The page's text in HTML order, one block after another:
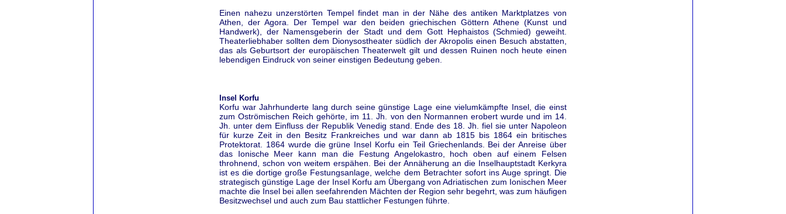
Einen nahezu unzerstörten Tempel findet man in der Nähe des antiken Marktplatzes von
Athen, der Agora. Der Tempel war den beiden griechischen Göttern Athene (Kunst und
Handwerk), der Namensgeberin der Stadt und dem Gott Hephaistos (Schmied) geweiht.
Theaterliebhaber sollten dem Dionysostheater südlich der Akropolis einen Besuch abstatten,
das als Geburtsort der europäischen Theaterwelt gilt und dessen Ruinen noch heute einen
lebendigen Eindruck von seiner einstigen Bedeutung geben.
Insel Korfu
Korfu war Jahrhunderte lang durch seine günstige Lage eine vielumkämpfte Insel, die einst
zum Oströmischen Reich gehörte, im 11. Jh. von den Normannen erobert wurde und im 14.
Jh. unter dem Einfluss der Republik Venedig stand. Ende des 18. Jh. fiel sie unter Napoleon
für kurze Zeit in den Besitz Frankreiches und war dann ab 1815 bis 1864 ein britisches
Protektorat. 1864 wurde die grüne Insel Korfu ein Teil Griechenlands. Bei der Anreise über
das Ionische Meer kann man die Festung Angelokastro, hoch oben auf einem Felsen
throhnend, schon von weitem erspähen. Bei der Annäherung an die Inselhauptstadt Kerkyra
ist es die dortige große Festungsanlage, welche dem Betrachter sofort ins Auge springt. Die
strategisch günstige Lage der Insel Korfu am Übergang von Adriatischen zum Ionischen Meer
machte die Insel bei allen seefahrenden Mächten der Region sehr begehrt, was zum häufigen
Besitzwechsel und auch zum Bau stattlicher Festungen führte.